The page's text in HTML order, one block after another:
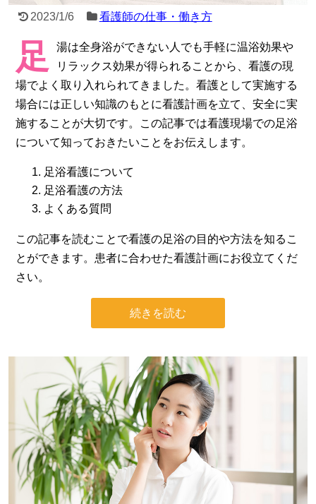
2023/1/6 看護師の仕事・働き方
足
湯は全身浴ができない人でも手軽に温浴効果や
リラックス効果が得られることから、看護の現
場でよく取り入れられてきました。看護として実施する
場合には正しい知識のもとに看護計画を立て、安全に実
施することが大切です。この記事では看護現場での足浴
について知っておきたいことをお伝えします。
足浴看護について
足浴看護の方法
よくある質問
この記事を読むことで看護の足浴の目的や方法を知るこ
とができます。患者に合わせた看護計画にお役立てくだ
さい。
続きを読む